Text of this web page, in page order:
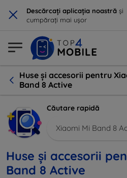
× Descărcați aplicația noastră și
cumpărați mai ușor
Huse și accesorii pentru
Band 8 Active
Căutare rapidă
Xiaomi Mi Band 8
Huse și accesorii
Band 8 Active